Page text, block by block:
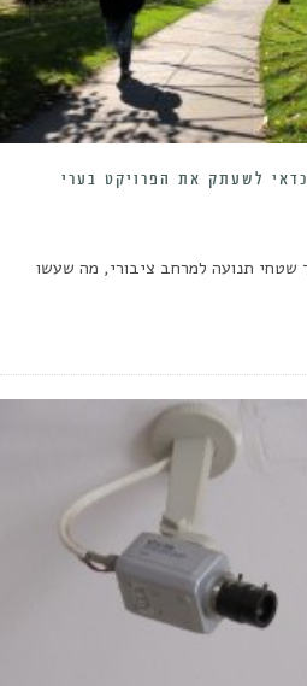
לשעתק את הפרויקט בערי
שטחי תנועה למרחב ציבורי, מה שעשו